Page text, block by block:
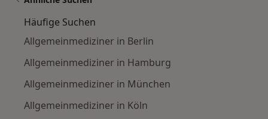
Häufige Suchen
Allgemeinmediziner in Berlin
Allgemeinmediziner in Hamburg
Allgemeinmediziner in München
Allgemeinmediziner in Köln